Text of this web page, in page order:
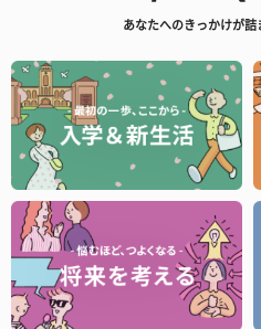
あなたへのきっかけが詰